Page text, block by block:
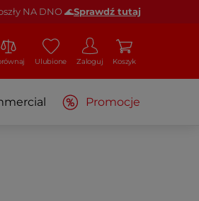
NA DNO 🌊Sprawdź tutaj
Ulubione Zaloguj Koszyk
Promocje